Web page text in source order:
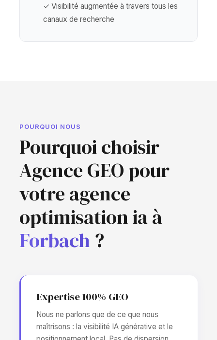
✓ Visibilité augmentée à travers tous les
canaux de recherche
POURQUOI NOUS
Pourquoi choisir
Agence GEO pour
votre agence
optimisation ia à
Forbach ?
Expertise 100% GEO
Nous ne parlons que de ce que nous
maîtrisons : la visibilité IA générative et le